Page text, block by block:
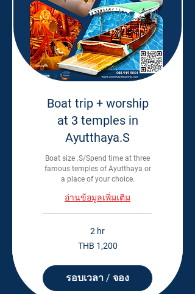
Boat trip + worship
at 3 temples in
Ayutthaya.S
Boat size .S/Spend time at three
famous temples of Ayutthaya or
a place of your choice.
อ่านข้อมูลเพิ่มเติม
2 hr
THB 1,200
รอบเวลา / จอง